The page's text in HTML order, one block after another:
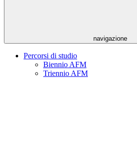
navigazione
Percorsi di studio
Biennio AFM
Triennio AFM